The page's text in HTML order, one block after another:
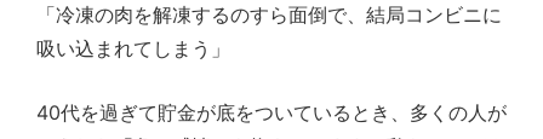
「冷凍の肉を解凍するのすら面倒で、結局コンビニに
吸い込まれてしまう」
40代を過ぎて貯金が底をついているとき、多くの人が